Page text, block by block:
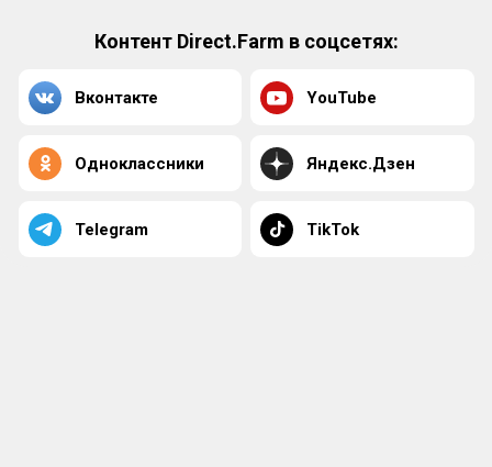
Контент Direct.Farm в соцсетях:
Вконтакте YouTube
Одноклассники Яндекс.Дзен
Telegram TikTok